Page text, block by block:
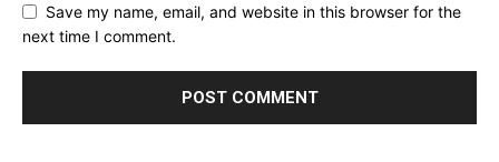
Save my name, email, and website in this browser for the
next time I comment.